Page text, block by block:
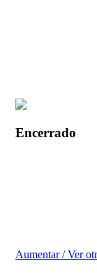
Encerrado
Aumentar / Ver